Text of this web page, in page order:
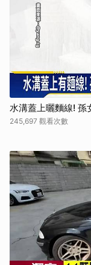
水溝蓋上曬麵線! 孫
245,697 觀看次數